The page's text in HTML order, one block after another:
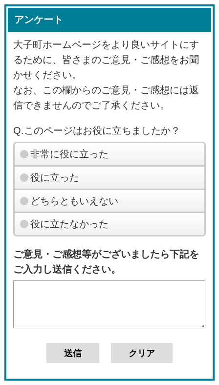
アンケート
大子町ホームページをより良いサイトにす
るために、皆さまのご意見・ご感想をお聞
かせください。
なお、この欄からのご意見・ご感想には返
信できませんのでご了承ください。
Q.このページはお役に立ちましたか？
非常に役に立った
役に立った
どちらともいえない
役に立たなかった
ご意見・ご感想等がございましたら下記を
ご入力し送信ください。